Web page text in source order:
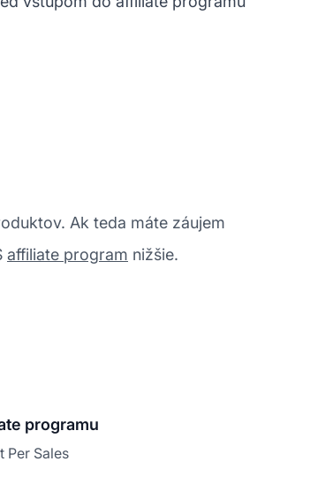
Ak teda máte záujem
affiliate program nižšie.
programu
Per Sales